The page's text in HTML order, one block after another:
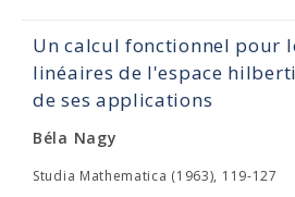
Un calcul fonctionnel pour
linéaires de l'espace
de ses applications
Béla Nagy
Studia Mathematica (1963), 119-127